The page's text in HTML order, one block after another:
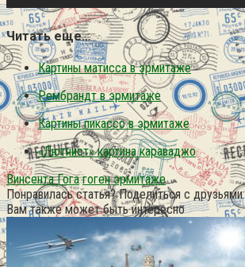
Читать еще…
Картины матисса в эрмитаже
Рембрандт в эрмитаже
Картины пикассо в эрмитаже
«Лютнист» картина караваджо
Винсента Гога гоген эрмитаже
Понравилась статья? Поделиться с друзьями:
Вам также может быть интересно